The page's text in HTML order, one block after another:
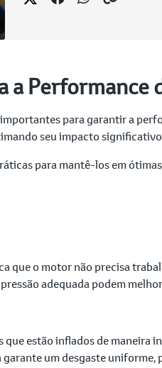
a Performance
para garantir a
seu impacto
para mantê-los em
que o motor não precisa
adequada podem
estão inflados de maneira
um desgaste uniforme,